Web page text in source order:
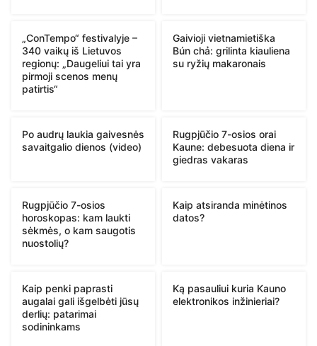
„ConTempo“ festivalyje –
340 vaikų iš Lietuvos
regionų: „Daugeliui tai yra
pirmoji scenos menų
patirtis“
Gaivioji vietnamietiška
Bún chả: grilinta kiauliena
su ryžių makaronais
Po audrų laukia gaivesnės
savaitgalio dienos (video)
Rugpjūčio 7-osios orai
Kaune: debesuota diena ir
giedras vakaras
Rugpjūčio 7-osios
horoskopas: kam laukti
sėkmės, o kam saugotis
nuostolių?
Kaip atsiranda minėtinos
datos?
Kaip penki paprasti
augalai gali išgelbėti jūsų
derlių: patarimai
sodininkams
Ką pasauliui kuria Kauno
elektronikos inžinieriai?